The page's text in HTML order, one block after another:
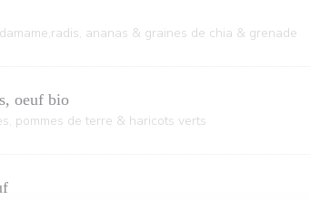
ananas & graines de chia & grenade
oeuf bio
pommes de terre & haricots verts